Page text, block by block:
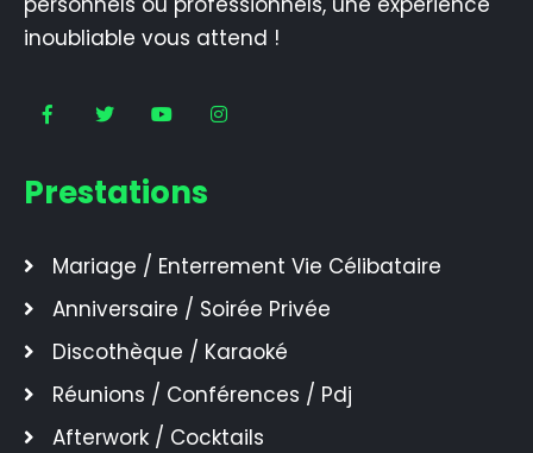
inoubliable vous attend !
Prestations
Mariage / Enterrement Vie Célibataire
Anniversaire / Soirée Privée
Discothèque / Karaoké
Réunions / Conférences / Pdj
Afterwork / Cocktails